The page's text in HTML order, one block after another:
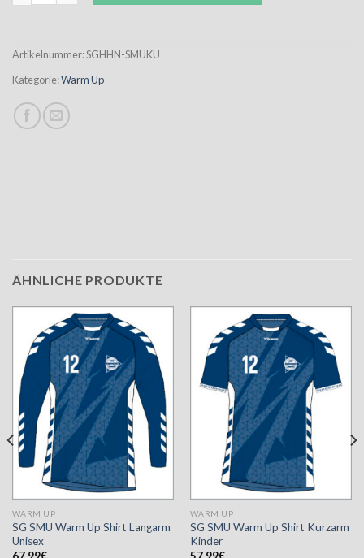
Artikelnummer:SGHHN-SMUKU
Kategorie:Warm Up
ÄHNLICHE PRODUKTE
WARM UP
SG SMU Warm Up Shirt Langarm
Unisex
WARM UP
SG SMU Warm Up Shirt Kurzarm
Kinder